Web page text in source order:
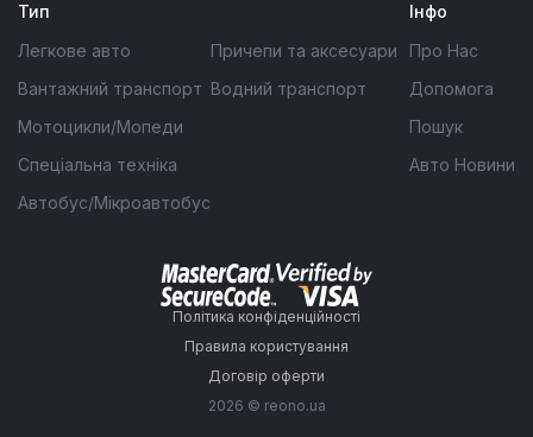
Тип
Легкове авто
Вантажний транспорт
Мотоцикли/Мопеди
Спеціальна техніка
Автобус/Мікроавтобус
Причепи та аксесуари
Водний транспорт
Інфо
Про Нас
Допомога
Пошук
Авто Новини
Політика конфіденційності
Правила користування
Договір оферти
2026 © reono.ua